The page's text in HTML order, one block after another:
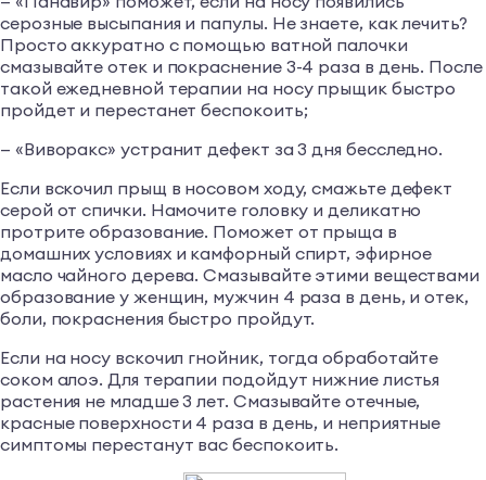
серозные высыпания и папулы. Не знаете, как лечить?
Просто аккуратно с помощью ватной палочки
смазывайте отек и покраснение 3-4 раза в день. После
такой ежедневной терапии на носу прыщик быстро
пройдет и перестанет беспокоить;
— «Виворакс» устранит дефект за 3 дня бесследно.
Если вскочил прыщ в носовом ходу, смажьте дефект
серой от спички. Намочите головку и деликатно
протрите образование. Поможет от прыща в
домашних условиях и камфорный спирт, эфирное
масло чайного дерева. Смазывайте этими веществами
образование у женщин, мужчин 4 раза в день, и отек,
боли, покраснения быстро пройдут.
Если на носу вскочил гнойник, тогда обработайте
соком алоэ. Для терапии подойдут нижние листья
растения не младше 3 лет. Смазывайте отечные,
красные поверхности 4 раза в день, и неприятные
симптомы перестанут вас беспокоить.